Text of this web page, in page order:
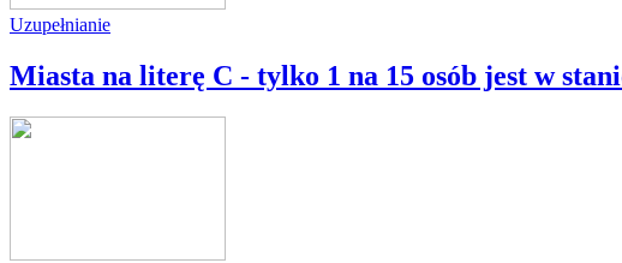
Uzupełnianie
Miasta na literę C - tylko 1 na 15 osób jest w